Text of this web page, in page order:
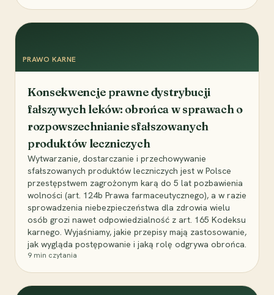
PRAWO KARNE
Konsekwencje prawne dystrybucji
fałszywych leków: obrońca w sprawach o
rozpowszechnianie sfałszowanych
produktów leczniczych
Wytwarzanie, dostarczanie i przechowywanie
sfałszowanych produktów leczniczych jest w Polsce
przestępstwem zagrożonym karą do 5 lat pozbawienia
wolności (art. 124b Prawa farmaceutycznego), a w razie
sprowadzenia niebezpieczeństwa dla zdrowia wielu
osób grozi nawet odpowiedzialność z art. 165 Kodeksu
karnego. Wyjaśniamy, jakie przepisy mają zastosowanie,
jak wygląda postępowanie i jaką rolę odgrywa obrońca.
9 min czytania